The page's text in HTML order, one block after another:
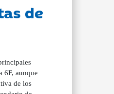
de
6F, aunque
de los